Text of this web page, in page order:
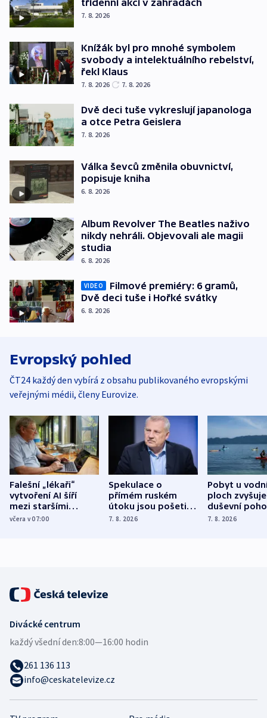
třídenní akcí v zahradách
7. 8. 2026
Knížák byl pro mnohé symbolem
svobody a intelektuálního rebelství,
řekl Klaus
7. 8. 2026 7. 8. 2026
Dvě deci tuše vykreslují japanologa
a otce Petra Geislera
7. 8. 2026
Válka ševců změnila obuvnictví,
popisuje kniha
6. 8. 2026
Album Revolver The Beatles naživo
nikdy nehráli. Objevovali ale magii
studia
6. 8. 2026
VIDEO
Filmové premiéry: 6 gramů,
Dvě deci tuše i Hořké svátky
6. 8. 2026
Evropský pohled
ČT24 každý den vybírá z obsahu publikovaného evropskými
veřejnými médii, členy Eurovize.
Falešní „lékaři“
vytvoření AI šíří
mezi staršími
Poláky nebezpečné
včera v 07:00
Spekulace o
přímém ruském
útoku jsou pošetilé,
míní estonský
7. 8. 2026
Pobyt u
ploch zvyšuje
duševní
ukázala
7. 8. 2026
Divácké centrum
každý všední den:8:00—16:00 hodin
261 136 113
info@ceskatelevize.cz